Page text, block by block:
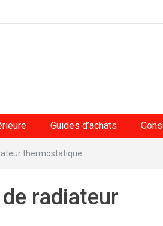
Guides d’achats
thermostatique
radiateur